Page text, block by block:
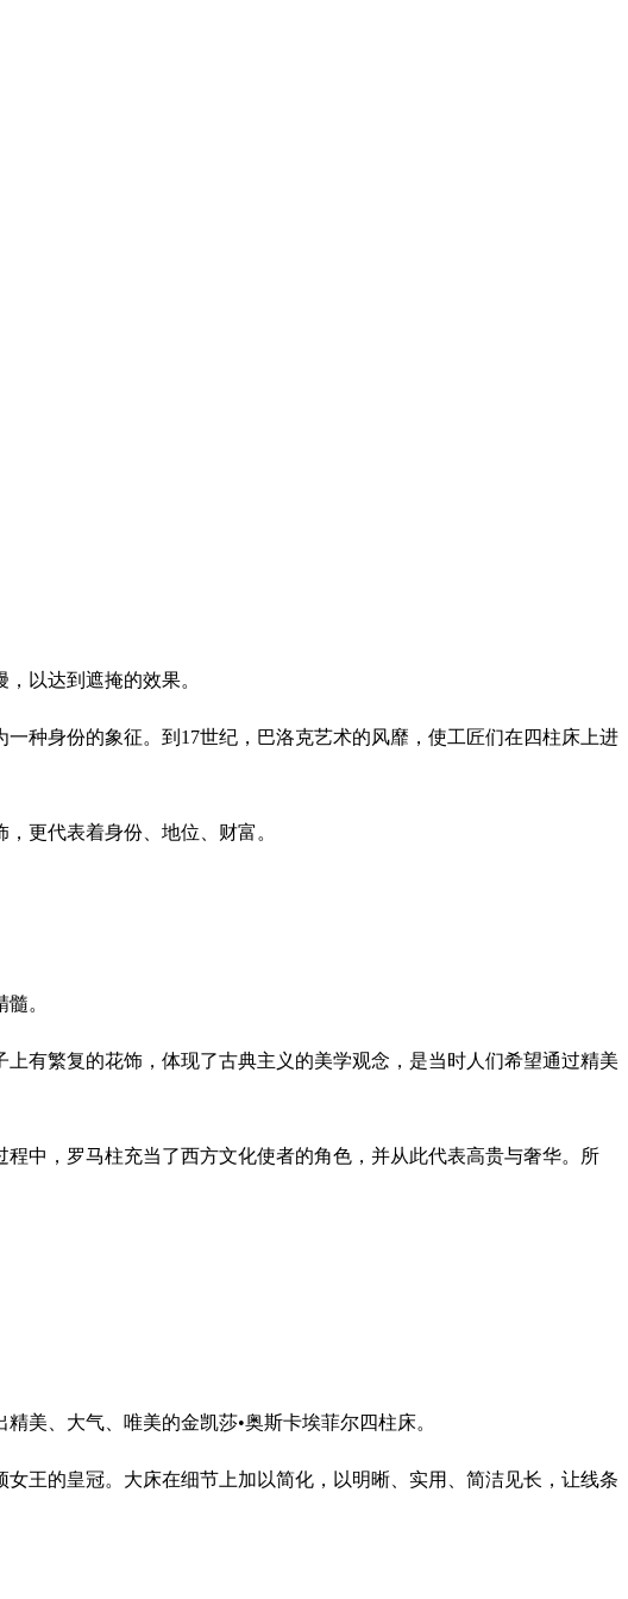
以达到遮掩的效果。
种身份的象征。到17世纪，巴洛克艺术的风靡，使工匠们在四柱床上进
更代表着身份、地位、财富。
。
有繁复的花饰，体现了古典主义的美学观念，是当时人们希望通过精美
中，罗马柱充当了西方文化使者的角色，并从此代表高贵与奢华。所
美、大气、唯美的金凯莎•奥斯卡埃菲尔四柱床。
王的皇冠。大床在细节上加以简化，以明晰、实用、简洁见长，让线条